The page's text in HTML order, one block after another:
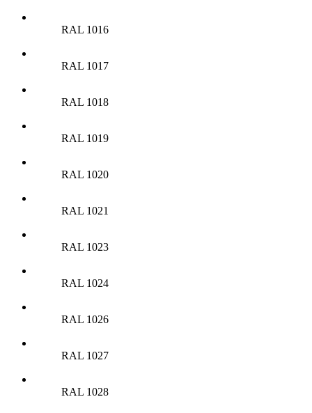
RAL 1016
RAL 1017
RAL 1018
RAL 1019
RAL 1020
RAL 1021
RAL 1023
RAL 1024
RAL 1026
RAL 1027
RAL 1028